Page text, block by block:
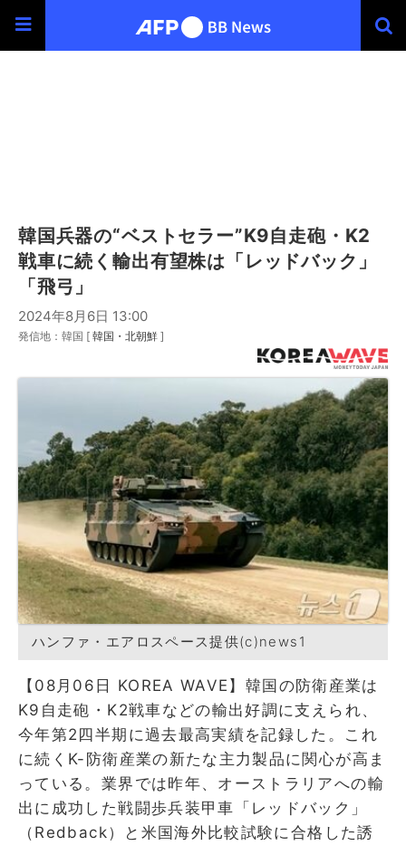
韓国兵器の“ベストセラー”K9自走砲・K2
戦車に続く輸出有望株は「レッドバック」
「飛弓」
2024年8月6日 13:00
発信地：韓国 [ 韓国・北朝鮮 ]
ハンファ・エアロスペース提供(c)news1
【08月06日 KOREA WAVE】韓国の防衛産業は
K9自走砲・K2戦車などの輸出好調に支えられ、
今年第2四半期に過去最高実績を記録した。これ
に続くK-防衛産業の新たな主力製品に関心が高ま
っている。業界では昨年、オーストラリアへの輸
出に成功した戦闘歩兵装甲車「レッドバック」
（Redback）と米国海外比較試験に合格した誘